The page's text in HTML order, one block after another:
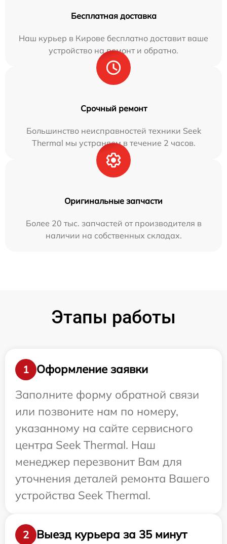
Бесплатная доставка
Наш курьер в Кирове бесплатно доставит ваше
устройство на ремонт и обратно.
Срочный ремонт
Большинство неисправностей техники Seek
Thermal мы устраняем в течение 2 часов.
Оригинальные запчасти
Более 20 тыс. запчастей от производителя в
наличии на собственных складах.
Этапы работы
1
Оформление заявки
Заполните форму обратной связи
или позвоните нам по номеру,
указанному на сайте сервисного
центра Seek Thermal. Наш
менеджер перезвонит Вам для
уточнения деталей ремонта Вашего
устройства Seek Thermal.
2 Выезд курьера за 35 минут